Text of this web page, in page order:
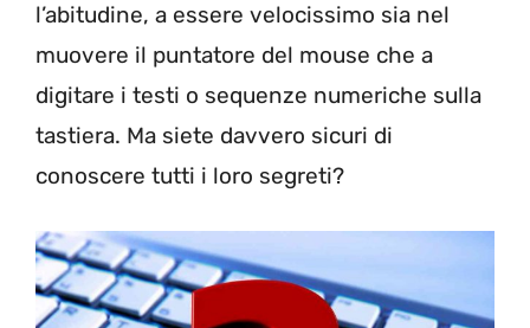
l’abitudine, a essere velocissimo sia nel
muovere il puntatore del mouse che a
digitare i testi o sequenze numeriche sulla
tastiera. Ma siete davvero sicuri di
conoscere tutti i loro segreti?